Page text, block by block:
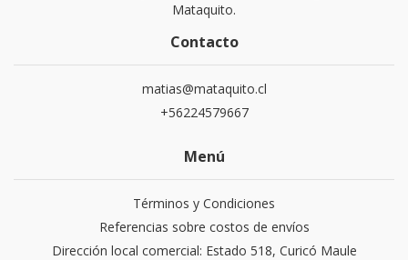
Mataquito.
Contacto
matias@mataquito.cl
+56224579667
Menú
Términos y Condiciones
Referencias sobre costos de envíos
Dirección local comercial: Estado 518, Curicó Maule